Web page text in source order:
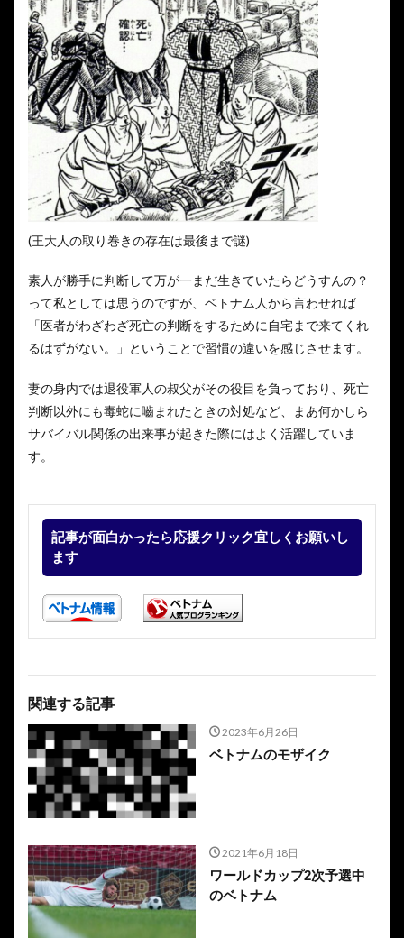
(王大人の取り巻きの存在は最後まで謎)
素人が勝手に判断して万が一まだ生きていたらどうすんの？
って私としては思うのですが、ベトナム人から言わせれば
「医者がわざわざ死亡の判断をするために自宅まで来てくれ
るはずがない。」ということで習慣の違いを感じさせます。
妻の身内では退役軍人の叔父がその役目を負っており、死亡
判断以外にも毒蛇に嚙まれたときの対処など、まあ何かしら
サバイバル関係の出来事が起きた際にはよく活躍していま
す。
記事が面白かったら応援クリック宜しくお願いし
ます
関連する記事
2023年6月26日
ベトナムのモザイク
2021年6月18日
ワールドカップ2次予選中
のベトナム